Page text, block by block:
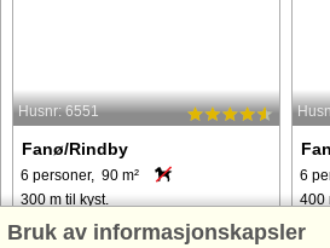
Husnr: 6551
Fanø/Rindby
6 personer, 90 m²
300 m til kyst.
Sommerhus med spabad og sauna
6
400
Bruk av informasjonskapsler